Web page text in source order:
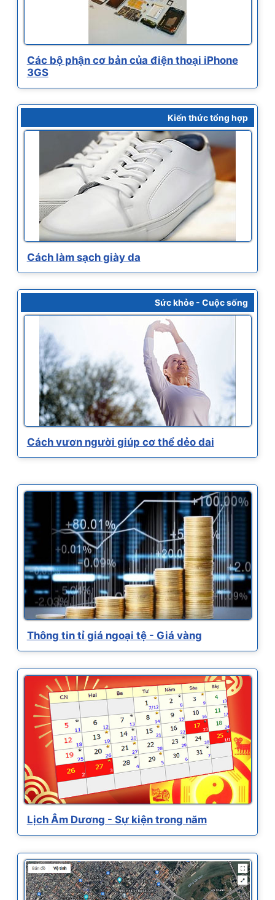
Các bộ phận cơ bản của điện thoại iPhone
3GS
Kiến thức tổng hợp
Cách làm sạch giày da
Sức khỏe - Cuộc sống
Cách vươn người giúp cơ thể dẻo dai
Thông tin tỉ giá ngoại tệ - Giá vàng
Lịch Âm Dương - Sự kiện trong năm